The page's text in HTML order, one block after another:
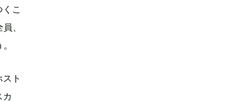
こ
、
ト
カ